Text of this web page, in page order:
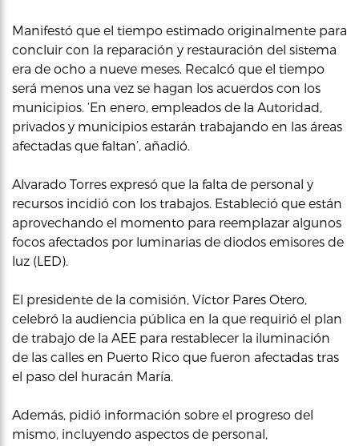
Manifestó que el tiempo estimado originalmente para
concluir con la reparación y restauración del sistema
era de ocho a nueve meses. Recalcó que el tiempo
será menos una vez se hagan los acuerdos con los
municipios. ‘En enero, empleados de la Autoridad,
privados y municipios estarán trabajando en las áreas
afectadas que faltan’, añadió.
Alvarado Torres expresó que la falta de personal y
recursos incidió con los trabajos. Estableció que están
aprovechando el momento para reemplazar algunos
focos afectados por luminarias de diodos emisores de
luz (LED).
El presidente de la comisión, Víctor Pares Otero,
celebró la audiencia pública en la que requirió el plan
de trabajo de la AEE para restablecer la iluminación
de las calles en Puerto Rico que fueron afectadas tras
el paso del huracán María.
Además, pidió información sobre el progreso del
mismo, incluyendo aspectos de personal,